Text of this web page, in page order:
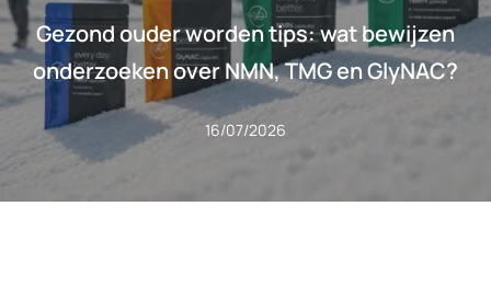
Gezond ouder worden tips: wat bewijzen
onderzoeken over NMN, TMG en GlyNAC?
16/07/2026